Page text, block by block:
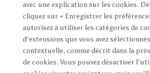
avec une explication sur les cookies.
cliquez sur « Enregistrer les
autorisez à utiliser les catégories de
d’extensions que vous avez
contextuelle, comme décrit dans la
de cookies. Vous pouvez désactiver